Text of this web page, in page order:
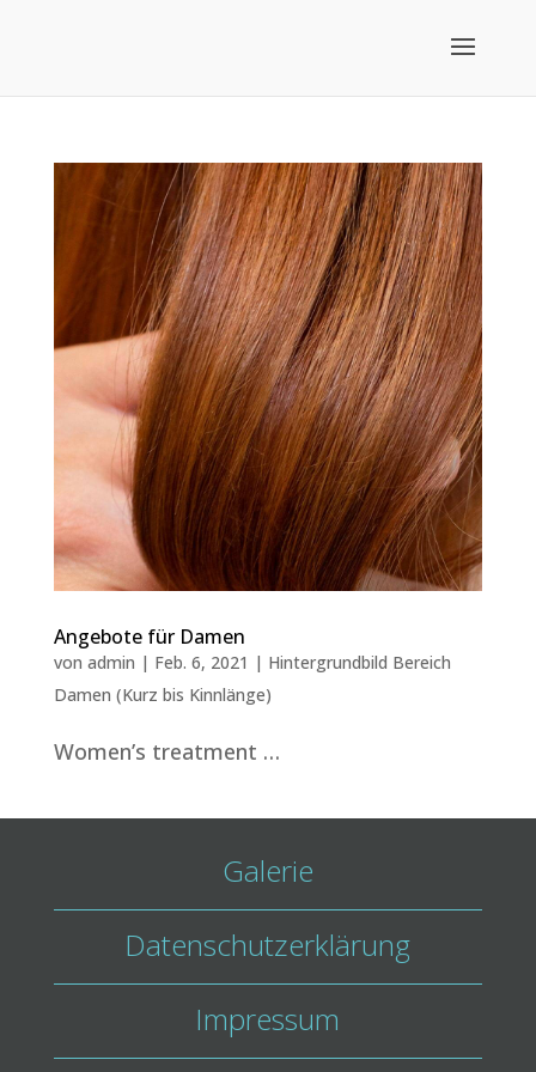
Angebote für Damen
von admin | Feb. 6, 2021 | Hintergrundbild Bereich
Damen (Kurz bis Kinnlänge)
Women’s treatment …
Galerie
Datenschutzerklärung
Impressum